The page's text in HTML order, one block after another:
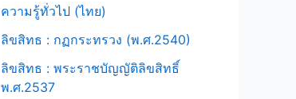
ความรู้ทั่วไป (ไทย)
ลิขสิทธ : กฏกระทรวง (พ.ศ.2540)
ลิขสิทธ : พระราชบัญญัติลิขสิทธิ์
พ.ศ.2537